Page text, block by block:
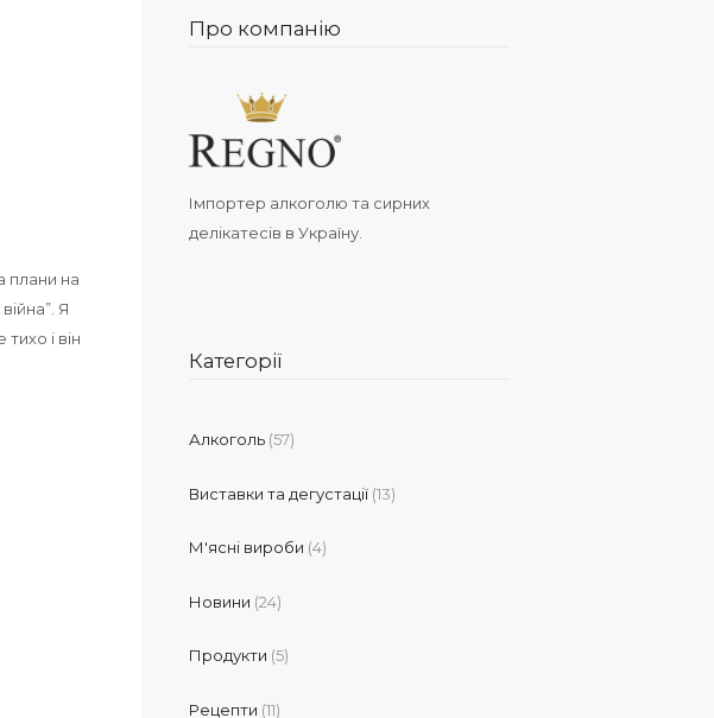
плани на
Я
і він
Про компанію
Імпортер алкоголю та сирних
делікатесів в Україну.
Категорії
Алкоголь (57)
Виставки та дегустації (13)
М'ясні вироби (4)
Новини (24)
Продукти (5)
Рецепти (11)